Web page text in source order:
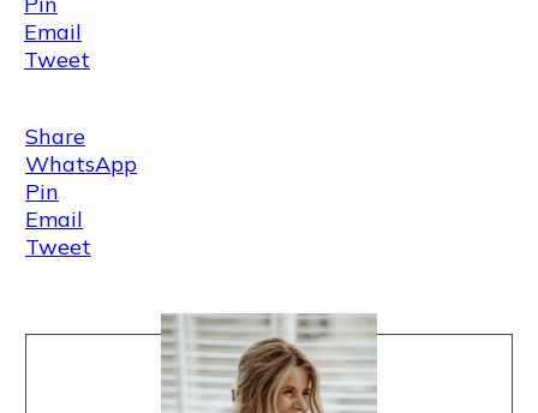
Email
Tweet
Share
WhatsApp
Pin
Email
Tweet